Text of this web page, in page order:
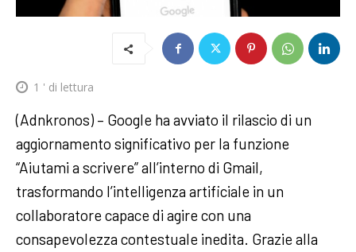
1 ' di lettura
(Adnkronos) – Google ha avviato il rilascio di un
aggiornamento significativo per la funzione
“Aiutami a scrivere” all’interno di Gmail,
trasformando l’intelligenza artificiale in un
collaboratore capace di agire con una
consapevolezza contestuale inedita. Grazie alla